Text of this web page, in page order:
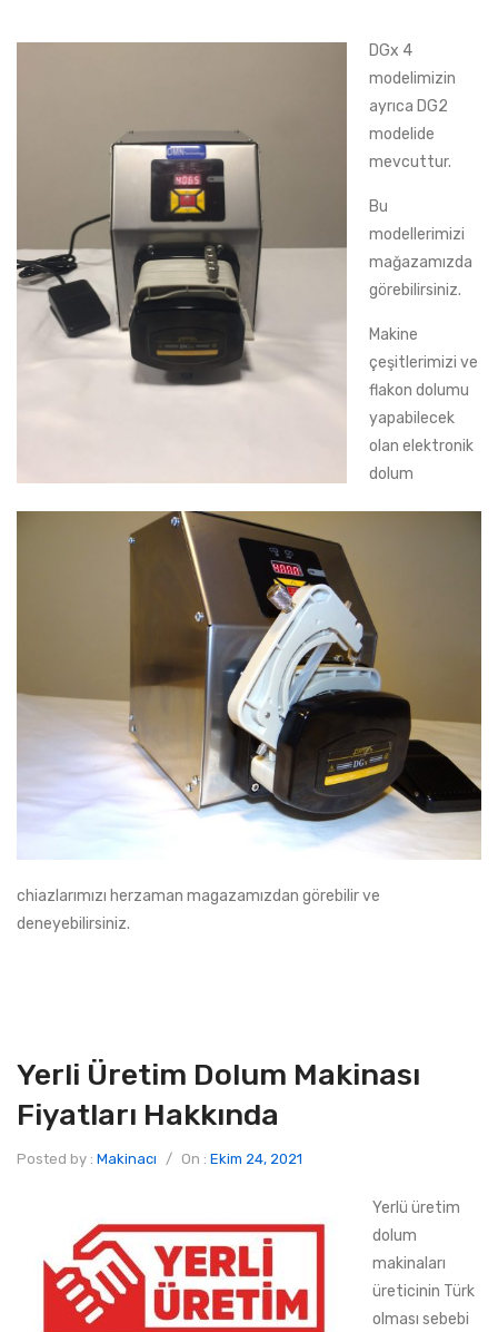
DGx 4
modelimizin
ayrıca DG2
modelide
mevcuttur.
Bu
modellerimizi
mağazamızda
görebilirsiniz.
Makine
çeşitlerimizi ve
flakon dolumu
yapabilecek
olan elektronik
dolum
chiazlarımızı herzaman magazamızdan görebilir ve
deneyebilirsiniz.
Yerli Üretim Dolum Makinası
Fiyatları Hakkında
Posted by : Makinacı / On : Ekim 24, 2021
Yerlü üretim
dolum
makinaları
üreticinin Türk
olması sebebi